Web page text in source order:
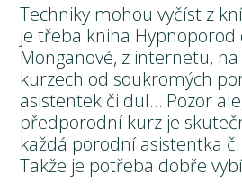
Techniky mohou vyčíst z
je třeba kniha Hypnoporod
Monganové, z internetu,
kurzech od soukromých
asistentek či dul… Pozor
předporodní kurz je
každá porodní asistentka
Takže je potřeba dobře